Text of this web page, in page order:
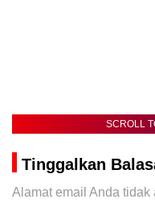
SCROLL
Tinggalkan
Alamat email Anda